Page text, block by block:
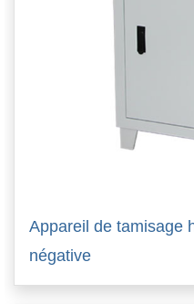
Appareil de tamisage
négative